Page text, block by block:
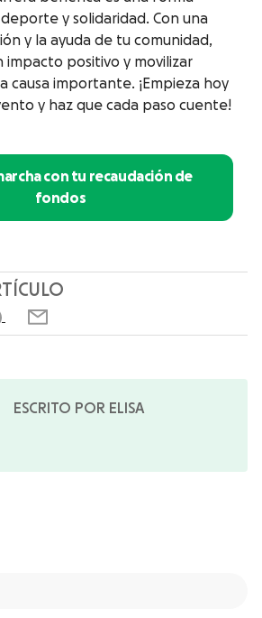
y solidaridad. Con una
y la ayuda de tu comunidad,
impacto positivo y movilizar
causa importante. ¡Empieza hoy
y haz que cada paso cuente!
con tu recaudación de
fondos
ESCRITO POR ELISA